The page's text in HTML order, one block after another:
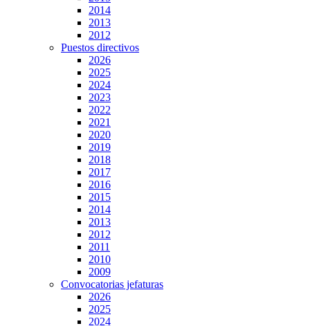
2014
2013
2012
Puestos directivos
2026
2025
2024
2023
2022
2021
2020
2019
2018
2017
2016
2015
2014
2013
2012
2011
2010
2009
Convocatorias jefaturas
2026
2025
2024